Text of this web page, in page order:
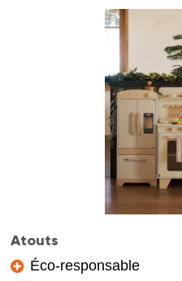
Atouts
Éco-responsable